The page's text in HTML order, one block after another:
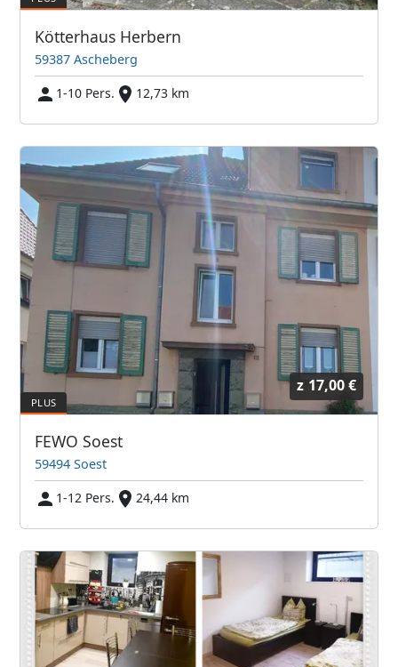
Kötterhaus Herbern
59387 Ascheberg
1-10 Pers.
12,73 km
z 17,00 €
FEWO Soest
59494 Soest
1-12 Pers.
24,44 km